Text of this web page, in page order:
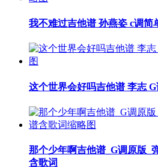
我不难过吉他谱 孙燕姿 c调简
这个世界会好吗吉他谱 李志
那个少年啊吉他谱_G调原版_
含歌词